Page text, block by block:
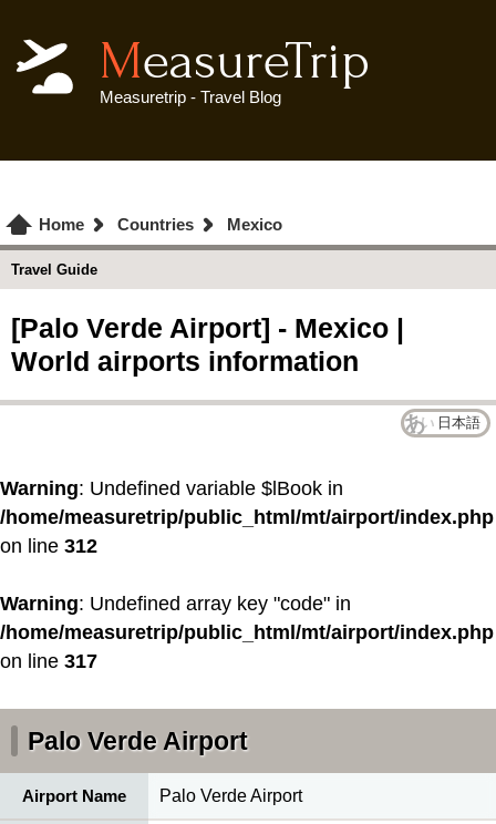
MeasureTrip
Measuretrip - Travel Blog
Home Countries Mexico
Travel Guide
[Palo Verde Airport] - Mexico |
World airports information
日本語
Warning: Undefined variable $lBook in
/home/measuretrip/public_html/mt/airport/index.php
on line 312
Warning: Undefined array key "code" in
/home/measuretrip/public_html/mt/airport/index.php
on line 317
Palo Verde Airport
Airport Name Palo Verde Airport